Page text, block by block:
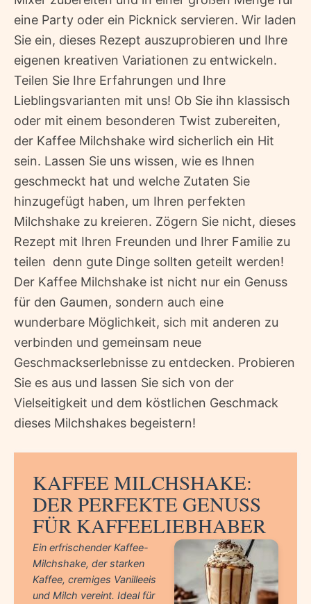
eine Party oder ein Picknick servieren. Wir laden
Sie ein, dieses Rezept auszuprobieren und Ihre
eigenen kreativen Variationen zu entwickeln.
Teilen Sie Ihre Erfahrungen und Ihre
Lieblingsvarianten mit uns! Ob Sie ihn klassisch
oder mit einem besonderen Twist zubereiten,
der Kaffee Milchshake wird sicherlich ein Hit
sein. Lassen Sie uns wissen, wie es Ihnen
geschmeckt hat und welche Zutaten Sie
hinzugefügt haben, um Ihren perfekten
Milchshake zu kreieren. Zögern Sie nicht, dieses
Rezept mit Ihren Freunden und Ihrer Familie zu
teilen  denn gute Dinge sollten geteilt werden!
Der Kaffee Milchshake ist nicht nur ein Genuss
für den Gaumen, sondern auch eine
wunderbare Möglichkeit, sich mit anderen zu
verbinden und gemeinsam neue
Geschmackserlebnisse zu entdecken. Probieren
Sie es aus und lassen Sie sich von der
Vielseitigkeit und dem köstlichen Geschmack
dieses Milchshakes begeistern!
KAFFEE MILCHSHAKE:
DER PERFEKTE GENUSS
FÜR KAFFEELIEBHABER
Ein erfrischender Kaffee-
Milchshake, der starken
Kaffee, cremiges Vanilleeis
und Milch vereint. Ideal für